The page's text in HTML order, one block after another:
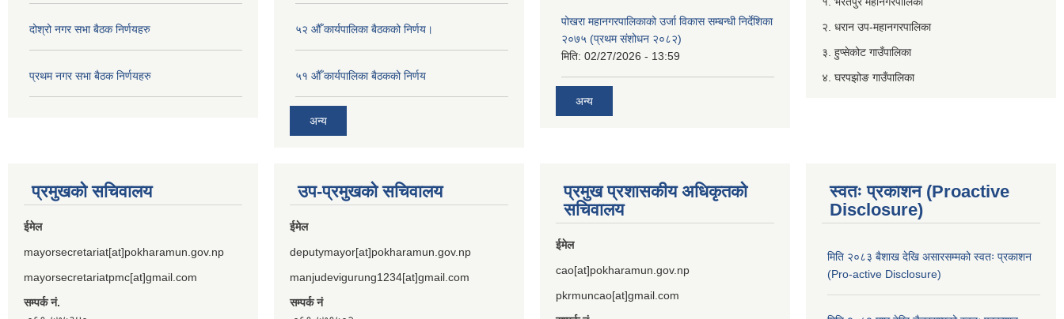
दोश्रो नगर सभा बैठक निर्णयहरु
प्रथम नगर सभा बैठक निर्णयहरु
५२ औँ कार्यपालिका बैठकको निर्णय।
५१ औँ कार्यपालिका बैठकको निर्णय
अन्य
पोखरा महानगरपालिकाको उर्जा विकास सम्बन्धी निर्देशिका
२०७५ (प्रथम संशोधन २०८२)
मिति: 02/27/2026 - 13:59
अन्य
२. धरान उप-महानगरपालिका
३. हुप्सेकोट गाउँपालिका
४. घरपझोङ गाउँपालिका
प्रमुखको सचिवालय
ईमेल
mayorsecretariat[at]pokharamun.gov.np
mayorsecretariatpmc[at]gmail.com
सम्पर्क नं.
उप-प्रमुखको सचिवालय
ईमेल
deputymayor[at]pokharamun.gov.np
manjudevigurung1234[at]gmail.com
सम्पर्क नं
प्रमुख प्रशासकीय अधिकृतको
सचिवालय
ईमेल
cao[at]pokharamun.gov.np
pkrmuncao[at]gmail.com
स्वतः प्रकाशन (Proactive
Disclosure)
मिति २०८३ बैशाख देखि असारसम्मको स्वतः प्रकाशन
(Pro-active Disclosure)